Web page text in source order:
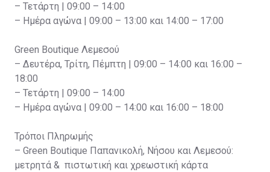
– Τετάρτη | 09:00 – 14:00
– Ημέρα αγώνα | 09:00 – 13:00 και 14:00 – 17:00
Green Boutique Λεμεσού
– Δευτέρα, Τρίτη, Πέμπτη | 09:00 – 14:00 και 16:00 –
18:00
– Τετάρτη | 09:00 – 14:00
– Ημέρα αγώνα | 09:00 – 14:00 και 16:00 – 18:00
Τρόποι Πληρωμής
– Green Boutique Παπανικολή, Νήσου και Λεμεσού:
μετρητά & πιστωτική και χρεωστική κάρτα